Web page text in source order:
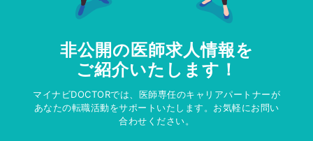
非公開の医師求人情報を
ご紹介いたします！
マイナビDOCTORでは、医師専任のキャリアパートナーが
あなたの転職活動をサポートいたします。お気軽にお問い
合わせください。